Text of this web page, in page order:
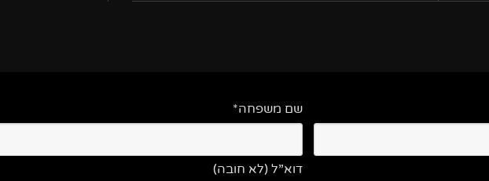
שם משפחה*
דוא”ל (לא חובה)